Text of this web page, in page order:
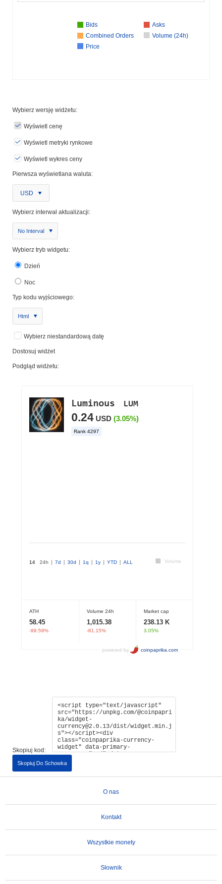
Bids
Asks
Combined Orders
Volume (24h)
Price
Wybierz wersję widżetu:
Wyświetl cenę
Wyświetl metryki rynkowe
Wyświetl wykres ceny
Pierwsza wyświetlana waluta:
USD
Wybierz interwał aktualizacji:
No Interval
Wybierz tryb widgetu:
Dzień
Noc
Typ kodu wyjściowego:
Html
Wybierz niestandardową datę
Dostosuj widżet
Podgląd widżetu:
Skopiuj kod:
Skopiuj Do Schowka
O nas
Kontakt
Wszystkie monety
Słownik